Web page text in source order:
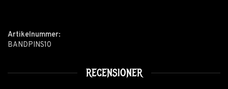
Artikelnummer:
BANDPINS10
RECENSIONER